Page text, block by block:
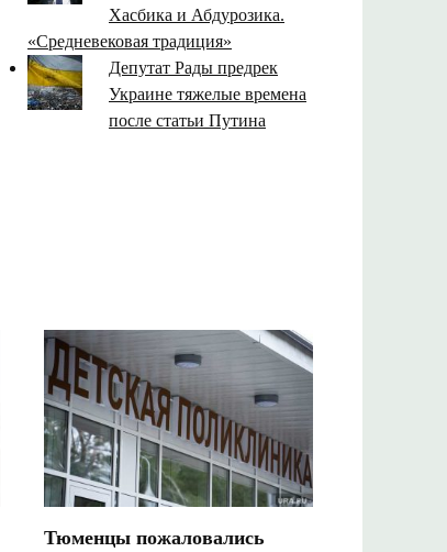
Хасбика и Абдурозика.
«Средневековая традиция»
Депутат Рады предрек
Украине тяжелые времена
после статьи Путина
Тюменцы пожаловались